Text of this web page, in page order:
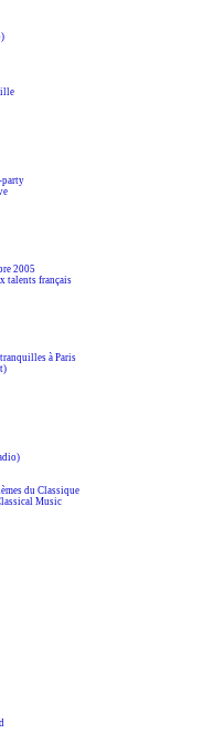
party
2005
talents français
à Paris
du Classique
Music